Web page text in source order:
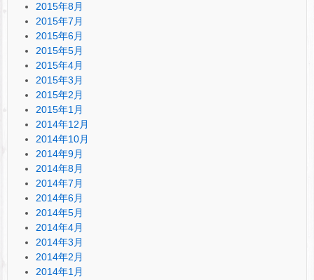
2015年8月
2015年7月
2015年6月
2015年5月
2015年4月
2015年3月
2015年2月
2015年1月
2014年12月
2014年10月
2014年9月
2014年8月
2014年7月
2014年6月
2014年5月
2014年4月
2014年3月
2014年2月
2014年1月